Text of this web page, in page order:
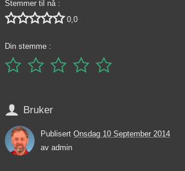
Stemmer til nå :
 0,0
Din stemme :
    
 Bruker
Publisert Onsdag 10 September 2014
av admin